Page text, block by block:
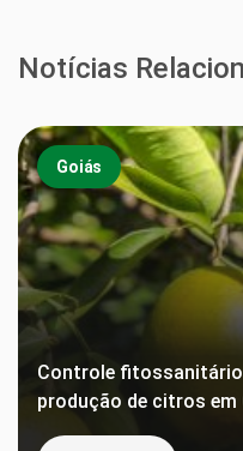
Notícias
Goiás
Controle
produção de citros em